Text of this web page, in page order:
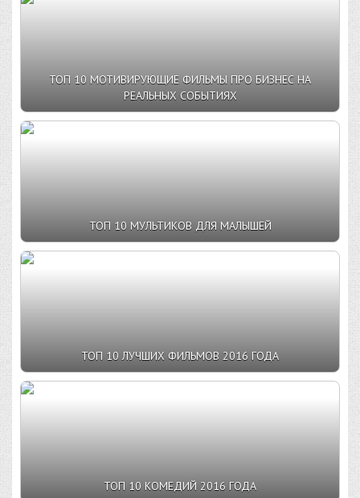
ТОП 10 МОТИВИРУЮЩИЕ ФИЛЬМЫ ПРО БИЗНЕС НА
РЕАЛЬНЫХ СОБЫТИЯХ
ТОП 10 МУЛЬТИКОВ ДЛЯ МАЛЫШЕЙ
ТОП 10 ЛУЧШИХ ФИЛЬМОВ 2016 ГОДА
ТОП 10 КОМЕДИЙ 2016 ГОДА